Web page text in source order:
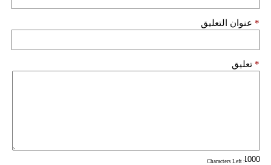
عنوان التعليق *
تعليق *
: Characters Left